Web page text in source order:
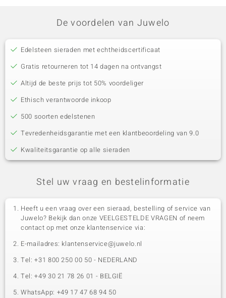
De voordelen van Juwelo
Edelsteen sieraden met echtheidscertificaat
Gratis retourneren tot 14 dagen na ontvangst
Altijd de beste prijs tot 50% voordeliger
Ethisch verantwoorde inkoop
500 soorten edelstenen
Tevredenheidsgarantie met een klantbeoordeling van 9.0
Kwaliteitsgarantie op alle sieraden
Stel uw vraag en bestelinformatie
Heeft u een vraag over een sieraad, bestelling of service van
Juwelo? Bekijk dan onze VEELGESTELDE VRAGEN of neem
contact op met onze klantenservice via:
E-mailadres: klantenservice@juwelo.nl
Tel: +31 800 250 00 50 - NEDERLAND
Tel: +49 30 21 78 26 01 - BELGIË
WhatsApp: +49 17 47 68 94 50